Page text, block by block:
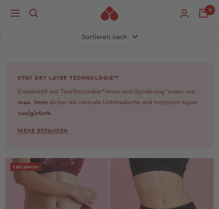
zumNavigation
0
Sortieren nach
STAY DRY LAYER TECHNOLOGIE™
Entwickelt mit Textiltechniker*innen und Gynäkolog*innen: nur
max. 1mm dicker als normale Unterwäsche und trotzdem super
sau(g)stark.
MEHR ERFAHREN
Last pieces